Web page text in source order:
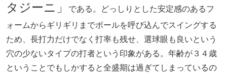
タジーニ」
である。どっしりとした安定感のあるフ
ォームからギリギリまでボールを呼び込んでスイングする
ため、長打力だけでなく打率も残せ、選球眼も良いという
穴の少ないタイプの打者という印象がある。年齢が３４歳
ということでもしかすると全盛期は過ぎてしまっているの